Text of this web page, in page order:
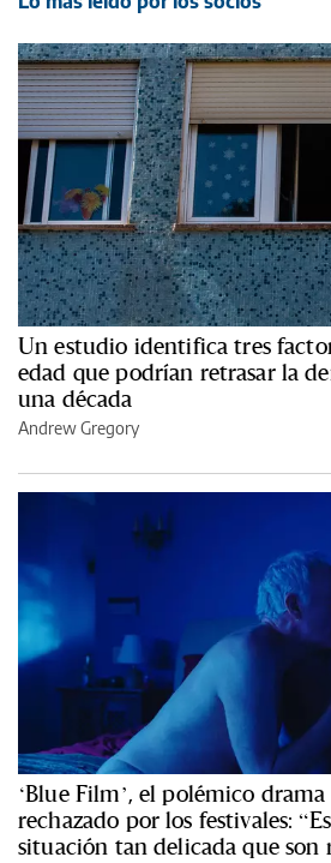
Un estudio identifica tres
edad que podrían retrasar la
una década
Andrew Gregory
‘Blue Film’, el polémico
rechazado por los festivales:
situación tan delicada que son